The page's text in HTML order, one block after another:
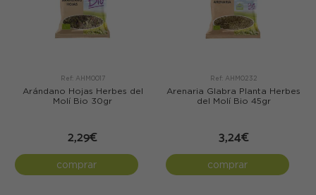
Ref: AHM0017
Arándano Hojas Herbes del
Molí Bio 30gr
2,29€
comprar
Ref: AHM0232
Arenaria Glabra Planta Herbes
del Molí Bio 45gr
3,24€
comprar